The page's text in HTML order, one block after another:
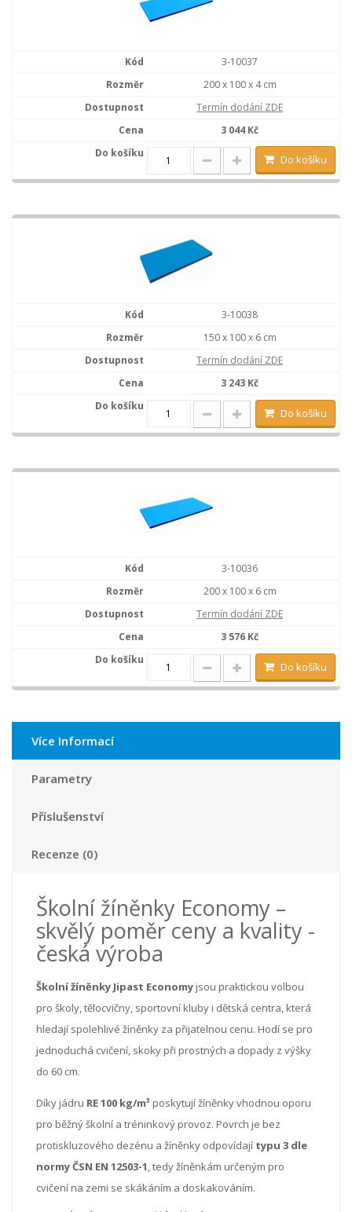
3-10037
200 x 100 x 4 cm
Termín dodání ZDE
3 044 Kč
Do košíku
3-10038
150 x 100 x 6 cm
Termín dodání ZDE
3 243 Kč
Do košíku
3-10036
200 x 100 x 6 cm
Termín dodání ZDE
3 576 Kč
Do košíku
Více Informací
Parametry
Příslušenství
Recenze (0)
Školní žíněnky Economy –
skvělý poměr ceny a kvality -
česká výroba
Školní žíněnky Jipast Economy jsou praktickou volbou
pro školy, tělocvičny, sportovní kluby i dětská centra, která
hledají spolehlivé žíněnky za přijatelnou cenu. Hodí se pro
jednoduchá cvičení, skoky při prostných a dopady z výšky
do 60 cm.
Díky jádru RE 100 kg/m³ poskytují žíněnky vhodnou oporu
pro běžný školní a tréninkový provoz. Povrch je bez
protiskluzového dezénu a žíněnky odpovídají typu 3 dle
normy ČSN EN 12503-1, tedy žíněnkám určeným pro
cvičení na zemi se skákáním a doskakováním.